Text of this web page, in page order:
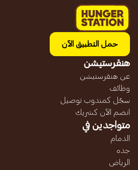
حمل التطبيق الآن
هنقرستيشن
عن هنقرستيشن
وظائف
سجّل كمندوب توصيل
انضم الآن كشريك
متواجدين في
الدمام
جده
الرياض